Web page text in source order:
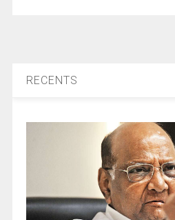
RECENTS